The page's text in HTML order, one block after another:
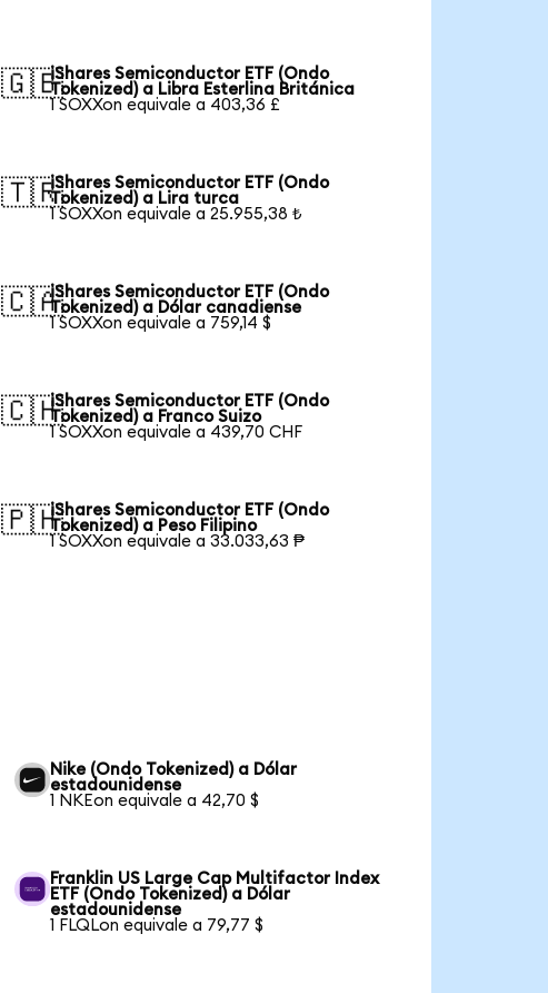
🇬🇧iShares Semiconductor ETF (Ondo
Tokenized) a Libra Esterlina Británica
1 SOXXon equivale a 403,36 £
🇹🇷iShares Semiconductor ETF (Ondo
Tokenized) a Lira turca
1 SOXXon equivale a 25.955,38 ₺
🇨🇦iShares Semiconductor ETF (Ondo
Tokenized) a Dólar canadiense
1 SOXXon equivale a 759,14 $
🇨🇭iShares Semiconductor ETF (Ondo
Tokenized) a Franco Suizo
1 SOXXon equivale a 439,70 CHF
🇵🇭iShares Semiconductor ETF (Ondo
Tokenized) a Peso Filipino
1 SOXXon equivale a 33.033,63 ₱
Nike (Ondo Tokenized) a Dólar
estadounidense
1 NKEon equivale a 42,70 $
Franklin US Large Cap Multifactor Index
ETF (Ondo Tokenized) a Dólar
estadounidense
1 FLQLon equivale a 79,77 $